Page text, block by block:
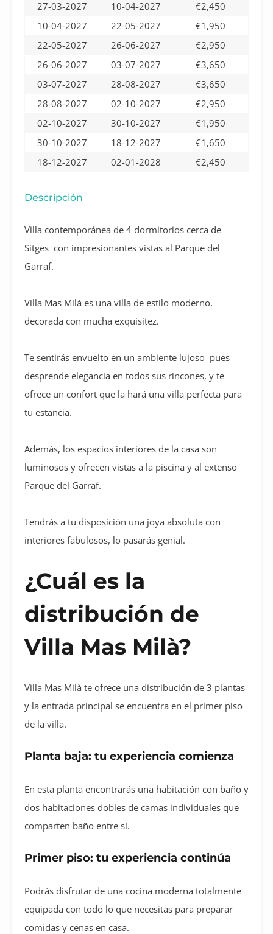
27-03-2027 10-04-2027
€2,450
10-04-2027
22-05-2027
€1,950
22-05-2027
26-06-2027
€2,950
26-06-2027
03-07-2027
€3,650
03-07-2027
28-08-2027
€3,650
28-08-2027
02-10-2027
€2,950
02-10-2027
30-10-2027
€1,950
30-10-2027
18-12-2027
€1,650
18-12-2027
02-01-2028 €2,450
Descripción
Villa contemporánea de 4 dormitorios cerca de
Sitges con impresionantes vistas al Parque del
Garraf.
Villa Mas Milà es una villa de estilo moderno,
decorada con mucha exquisitez.
Te sentirás envuelto en un ambiente lujoso pues
desprende elegancia en todos sus rincones, y te
ofrece un confort que la hará una villa perfecta para
tu estancia.
Además, los espacios interiores de la casa son
luminosos y ofrecen vistas a la piscina y al extenso
Parque del Garraf.
Tendrás a tu disposición una joya absoluta con
interiores fabulosos, lo pasarás genial.
¿Cuál es la
distribución de
Villa Mas Milà?
Villa Mas Milà te ofrece una distribución de 3 plantas
y la entrada principal se encuentra en el primer piso
de la villa.
Planta baja: tu experiencia comienza
En esta planta encontrarás una habitación con baño y
dos habitaciones dobles de camas individuales que
comparten baño entre sí.
Primer piso: tu experiencia continúa
Podrás disfrutar de una cocina moderna totalmente
equipada con todo lo que necesitas para preparar
comidas y cenas en casa.